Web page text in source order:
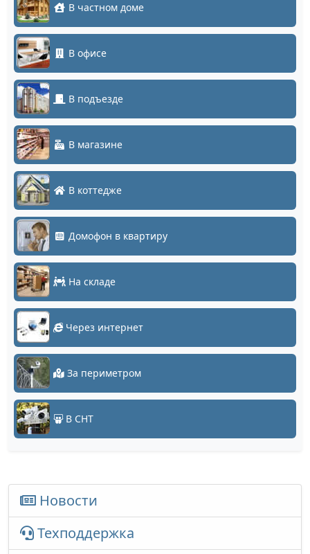
В частном доме
В офисе
В подъезде
В магазине
В коттедже
Домофон в квартиру
На складе
Через интернет
За периметром
В СНТ
Новости
Техподдержка